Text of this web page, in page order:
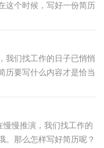
这个时候，写好一份简历
律呢？以下是小...
我们找工作的日子已悄悄
历要写什么内容才是恰当
能专长，希望...
慢慢推演，我们找工作的
。那么怎样写好简历呢？